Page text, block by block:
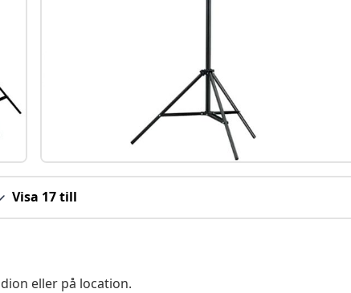
Visa 17 till
eller på location.